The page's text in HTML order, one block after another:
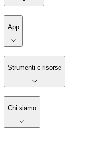
App
Strumenti e risorse
Chi siamo